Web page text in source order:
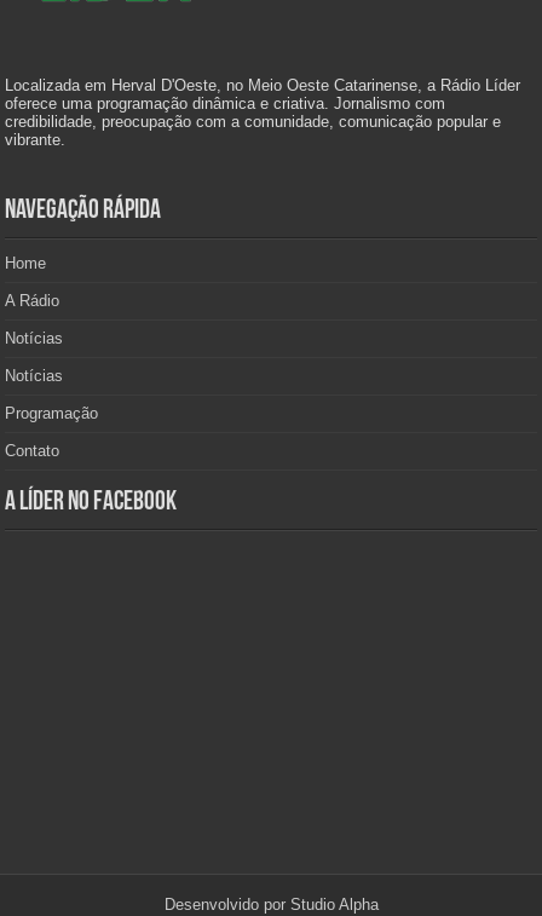
Localizada em Herval D'Oeste, no Meio Oeste Catarinense, a Rádio Líder
oferece uma programação dinâmica e criativa. Jornalismo com
credibilidade, preocupação com a comunidade, comunicação popular e
vibrante.
Navegação Rápida
Home
A Rádio
Notícias
Notícias
Programação
Contato
A Líder no Facebook
Desenvolvido por Studio Alpha